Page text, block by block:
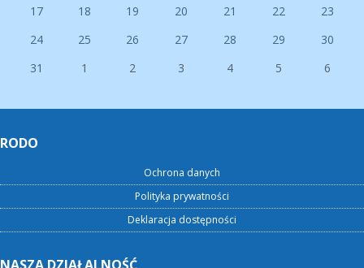
17
18 19 20 21 22
23
24
25 26 27 28 29
30
31
1 2 3 4 5 6
RODO
Ochrona danych
Polityka prywatności
Deklaracja dostępności